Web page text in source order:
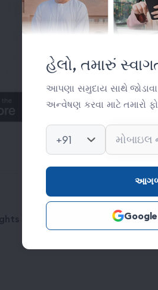
Reserved Credits:
હેલો, તમારું
આપણા સમુદાય સાથે
અન્વેષણ કરવા માટે તમારો
+91
આગળ
Google